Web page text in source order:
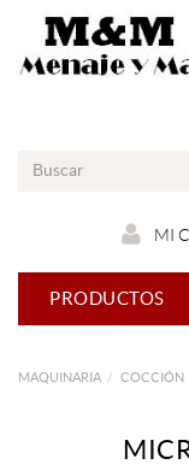
MI
PRODUCTOS
MAQUINARIA COCCIÓN